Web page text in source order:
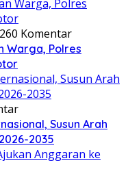
0 Komentar
Warga, Polres
Susun Arah
2035